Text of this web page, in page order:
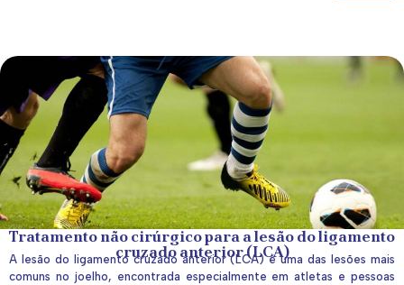
Tratamento não cirúrgico para a lesão do ligamento
cruzado anterior (LCA)
A lesão do ligamento cruzado anterior (LCA) é uma das lesões mais
comuns no joelho, encontrada especialmente em atletas e pessoas